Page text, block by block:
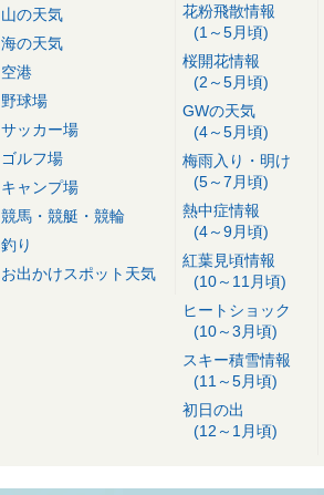
山の天気
海の天気
空港
野球場
サッカー場
ゴルフ場
キャンプ場
競馬・競艇・競輪
釣り
お出かけスポット天気
花粉飛散情報
(1～5月頃)
桜開花情報
(2～5月頃)
GWの天気
(4～5月頃)
梅雨入り・明け
(5～7月頃)
熱中症情報
(4～9月頃)
紅葉見頃情報
(10～11月頃)
ヒートショック
(10～3月頃)
スキー積雪情報
(11～5月頃)
初日の出
(12～1月頃)